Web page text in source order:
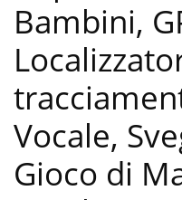
Bambini,
Vocale,
Gioco di